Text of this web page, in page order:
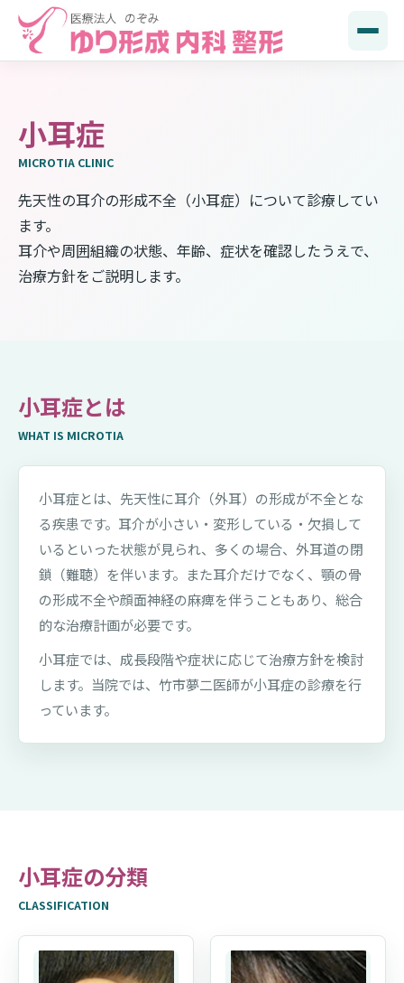
小耳症
MICROTIA CLINIC
先天性の耳介の形成不全（小耳症）について診療してい
ます。
耳介や周囲組織の状態、年齢、症状を確認したうえで、
治療方針をご説明します。
小耳症とは
WHAT IS MICROTIA
小耳症とは、先天性に耳介（外耳）の形成が不全とな
る疾患です。耳介が小さい・変形している・欠損して
いるといった状態が見られ、多くの場合、外耳道の閉
鎖（難聴）を伴います。また耳介だけでなく、顎の骨
の形成不全や顔面神経の麻痺を伴うこともあり、総合
的な治療計画が必要です。
小耳症では、成長段階や症状に応じて治療方針を検討
します。当院では、竹市夢二医師が小耳症の診療を行
っています。
小耳症の分類
CLASSIFICATION